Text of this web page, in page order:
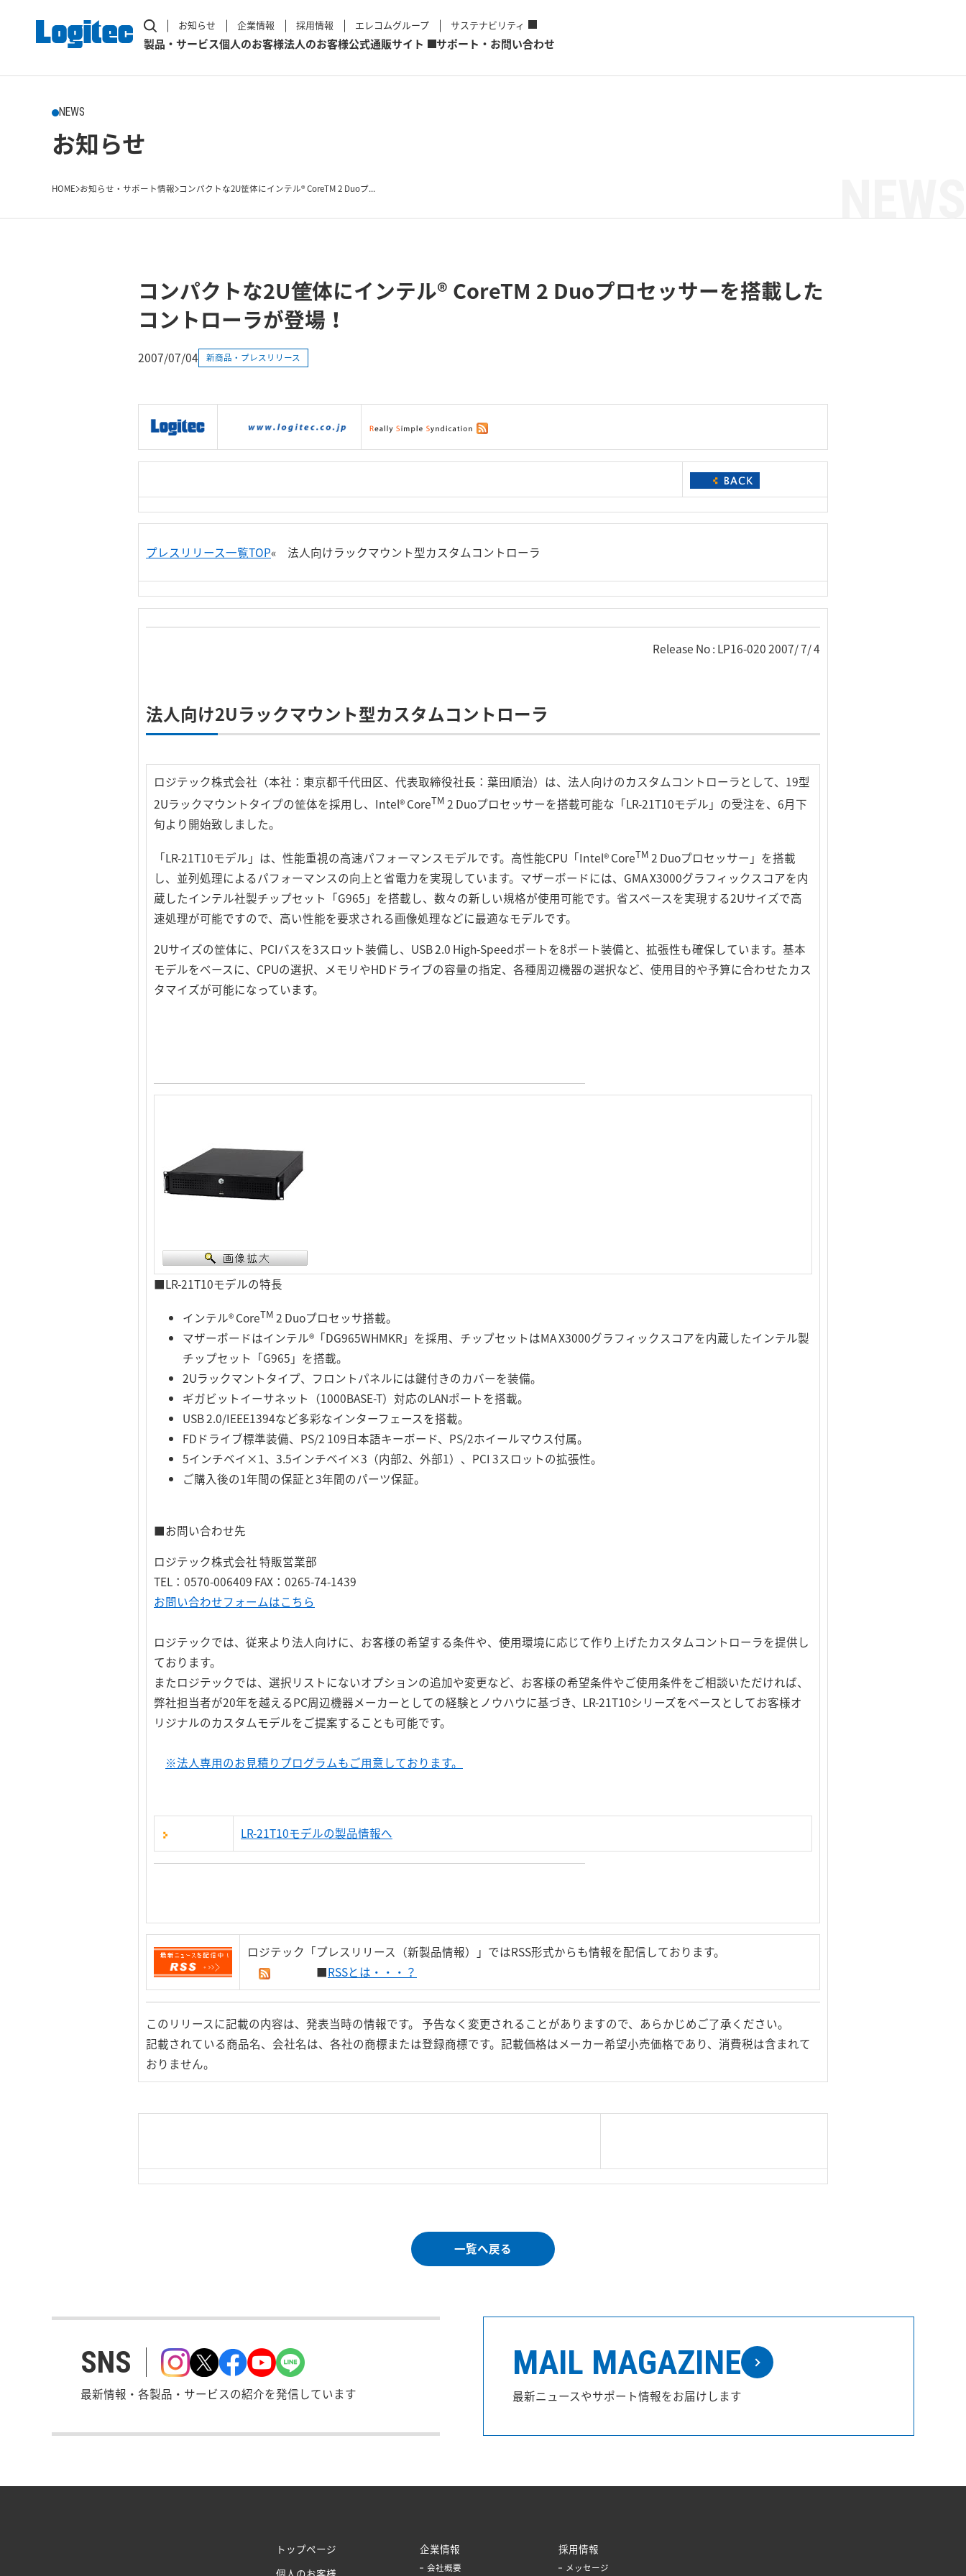
お知らせ 企業情報 採用情報 エレコムグループ サステナビリティ
製品・サービス個人のお客様法人のお客様公式通販サイト サポート・お問い合わせ
NEWS
お知らせ
HOME お知らせ・サポート情報 コンパクトな2U筐体にインテル® CoreTM 2 Duoプ...
コンパクトな2U筐体にインテル® CoreTM 2 Duoプロセッサーを搭載した
コントローラが登場！
2007/07/04 新商品・プレスリリース
プレスリリース一覧TOP« 法人向けラックマウント型カスタムコントローラ
Release No : LP16-020 2007/ 7/ 4
法人向け2Uラックマウント型カスタムコントローラ
ロジテック株式会社（本社：東京都千代田区、代表取締役社長：葉田順治）は、法人向けのカスタムコントローラとして、19型
2Uラックマウントタイプの筐体を採用し、Intel® CoreTM 2 Duoプロセッサーを搭載可能な「LR-21T10モデル」の受注を、6月下
旬より開始致しました。
「LR-21T10モデル」は、性能重視の高速パフォーマンスモデルです。高性能CPU「Intel® CoreTM 2 Duoプロセッサー」を搭載
し、並列処理によるパフォーマンスの向上と省電力を実現しています。マザーボードには、GMA X3000グラフィックスコアを内
蔵したインテル社製チップセット「G965」を搭載し、数々の新しい規格が使用可能です。省スペースを実現する2Uサイズで高
速処理が可能ですので、高い性能を要求される画像処理などに最適なモデルです。
2Uサイズの筐体に、PCIバスを3スロット装備し、USB 2.0 High-Speedポートを8ポート装備と、拡張性も確保しています。基本
モデルをベースに、CPUの選択、メモリやHDドライブの容量の指定、各種周辺機器の選択など、使用目的や予算に合わせたカス
タマイズが可能になっています。
■LR-21T10モデルの特長
インテル® CoreTM 2 Duoプロセッサ搭載。
マザーボードはインテル®「DG965WHMKR」を採用、チップセットはMA X3000グラフィックスコアを内蔵したインテル製
チップセット「G965」を搭載。
2Uラックマントタイプ、フロントパネルには鍵付きのカバーを装備。
ギガビットイーサネット（1000BASE-T）対応のLANポートを搭載。
USB 2.0/IEEE1394など多彩なインターフェースを搭載。
FDドライブ標準装備、PS/2 109日本語キーボード、PS/2ホイールマウス付属。
5インチベイ×1、3.5インチベイ×3（内部2、外部1）、PCI 3スロットの拡張性。
ご購入後の1年間の保証と3年間のパーツ保証。
■お問い合わせ先
ロジテック株式会社 特販営業部
TEL：0570-006409 FAX：0265-74-1439
お問い合わせフォームはこちら
ロジテックでは、従来より法人向けに、お客様の希望する条件や、使用環境に応じて作り上げたカスタムコントローラを提供し
ております。
またロジテックでは、選択リストにないオプションの追加や変更など、お客様の希望条件やご使用条件をご相談いただければ、
弊社担当者が20年を越えるPC周辺機器メーカーとしての経験とノウハウに基づき、LR-21T10シリーズをベースとしてお客様オ
リジナルのカスタムモデルをご提案することも可能です。
※法人専用のお見積りプログラムもご用意しております。
LR-21T10モデルの製品情報へ
ロジテック「プレスリリース（新製品情報）」ではRSS形式からも情報を配信しております。
■RSSとは・・・？
このリリースに記載の内容は、発表当時の情報です。 予告なく変更されることがありますので、あらかじめご了承ください。
記載されている商品名、会社名は、各社の商標または登録商標です。記載価格はメーカー希望小売価格であり、消費税は含まれて
おりません。
一覧へ戻る
SNS
最新情報・各製品・サービスの紹介を発信しています
MAIL MAGAZINE
最新ニュースやサポート情報をお届けします
トップページ
個人のお客様
企業情報
会社概要
採用情報
メッセージ